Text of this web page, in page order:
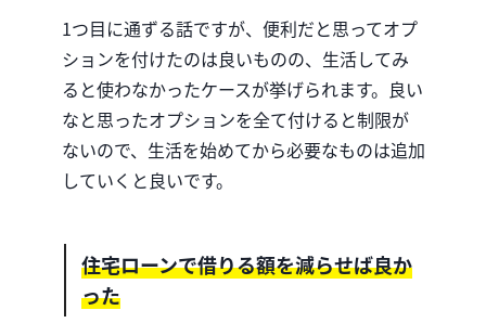
1つ目に通ずる話ですが、便利だと思ってオプ
ションを付けたのは良いものの、生活してみ
ると使わなかったケースが挙げられます。良い
なと思ったオプションを全て付けると制限が
ないので、生活を始めてから必要なものは追加
していくと良いです。
住宅ローンで借りる額を減らせば良か
った